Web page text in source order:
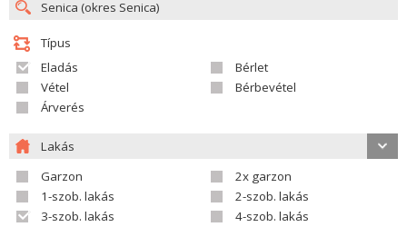
Típus
Eladás
Bérlet
Vétel
Bérbevétel
Árverés
Lakás
Garzon
2x garzon
1-szob. lakás
2-szob. lakás
3-szob. lakás
4-szob. lakás